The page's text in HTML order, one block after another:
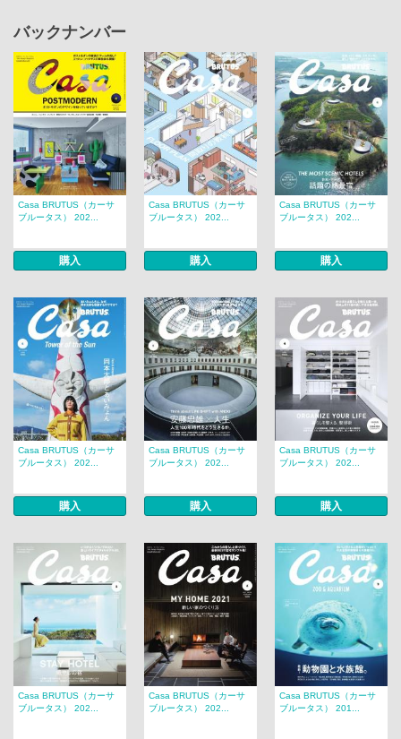
バックナンバー
Casa BRUTUS（カーサ
ブルータス） 202...
購入
Casa BRUTUS（カーサ
ブルータス） 202...
購入
Casa BRUTUS（カーサ
ブルータス） 202...
購入
Casa BRUTUS（カーサ
ブルータス） 202...
購入
Casa BRUTUS（カーサ
ブルータス） 202...
購入
Casa BRUTUS（カーサ
ブルータス） 202...
購入
Casa BRUTUS（カーサ
ブルータス） 202...
Casa BRUTUS（カーサ
ブルータス） 202...
Casa BRUTUS（カーサ
ブルータス） 201...